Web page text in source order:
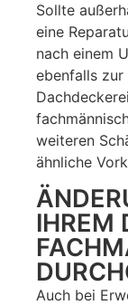
Sollte
eine
nach einem
ebenfalls zur
weiteren
ähnliche
IHREM
Auch bei